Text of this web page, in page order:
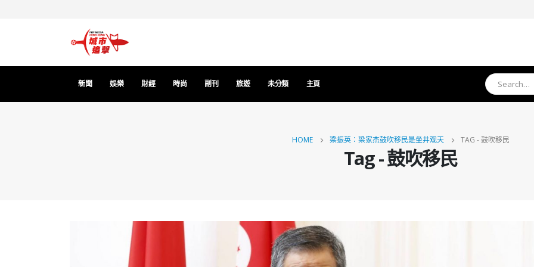
新聞 娛樂 財經 時尚 副刊 旅遊 未分類 主頁
HOME 梁振英：梁家杰鼓吹移民是坐井观天 TAG -鼓吹移民
Tag - 鼓吹移民